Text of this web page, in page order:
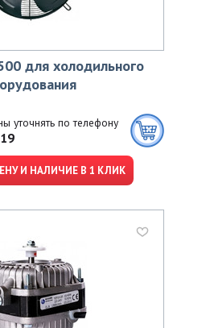
для холодильного
уточнять по телефону
И НАЛИЧИЕ В 1 КЛИК